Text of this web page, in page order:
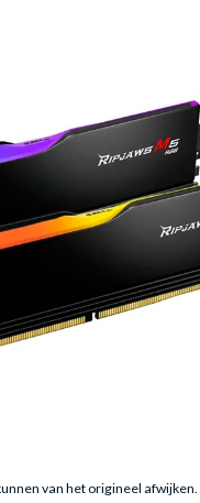
van het origineel afwijken.